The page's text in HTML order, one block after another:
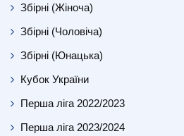
Збірні (Жіноча)
Збірні (Чоловіча)
Збірні (Юнацька)
Кубок України
Перша ліга 2022/2023
Перша ліга 2023/2024